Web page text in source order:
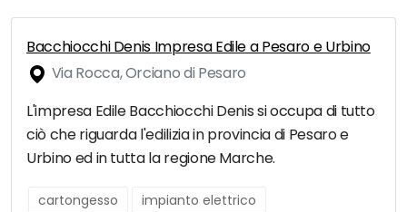
Bacchiocchi Denis Impresa Edile a Pesaro e Urbino
Via Rocca, Orciano di Pesaro
L'impresa Edile Bacchiocchi Denis si occupa di tutto
ciò che riguarda l'edilizia in provincia di Pesaro e
Urbino ed in tutta la regione Marche.
cartongesso
impianto elettrico